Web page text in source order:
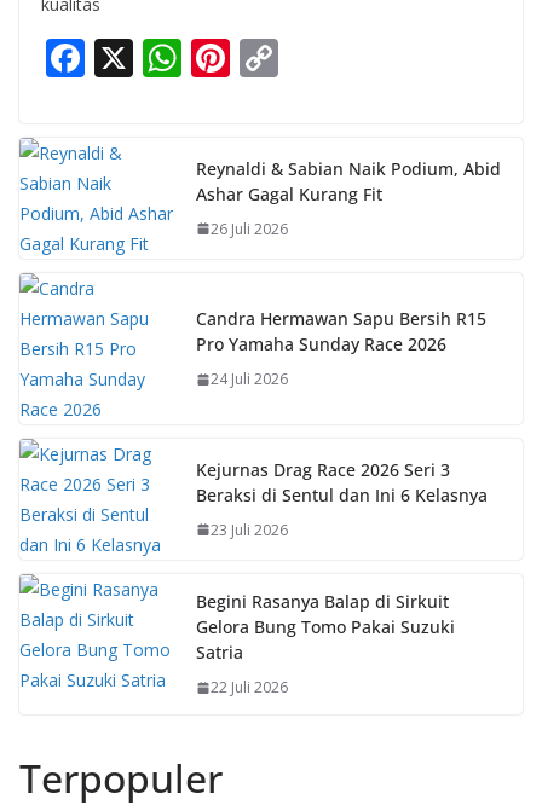
F
e
b
o
o
k
X W
s
A
p
Pi
e
st
y
Li
n
Reynaldi & Sabian Naik Podium, Abid
Ashar Gagal Kurang Fit
26 Juli 2026
Candra Hermawan Sapu Bersih R15
Pro Yamaha Sunday Race 2026
24 Juli 2026
Kejurnas Drag Race 2026 Seri 3
Beraksi di Sentul dan Ini 6 Kelasnya
23 Juli 2026
Begini Rasanya Balap di Sirkuit
Gelora Bung Tomo Pakai Suzuki
Satria
22 Juli 2026
Terpopuler